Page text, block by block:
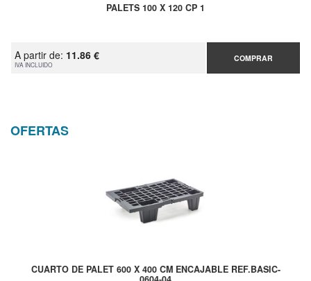
PALETS 100 X 120 CP 1
A partir de: 11.86 €
IVA INCLUIDO
COMPRAR
OFERTAS
CUARTO DE PALET 600 X 400 CM ENCAJABLE REF.BASIC-